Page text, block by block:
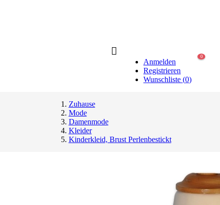
Anmelden
Registrieren
Wunschliste (0)
0
Zuhause
Mode
Damenmode
Kleider
Kinderkleid, Brust Perlenbestickt